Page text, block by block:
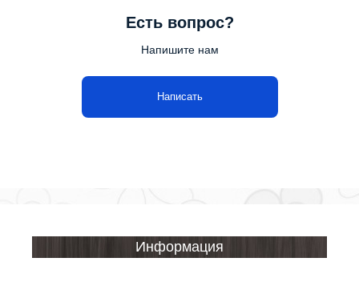
Есть вопрос?
Напишите нам
Написать
Информация